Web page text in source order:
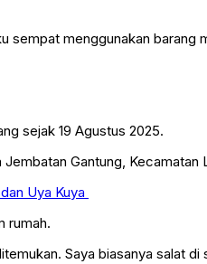
sempat menggunakan barang
sejak 19 Agustus 2025.
Gantung,
Uya Kuya
rumah.
Saya biasanya salat